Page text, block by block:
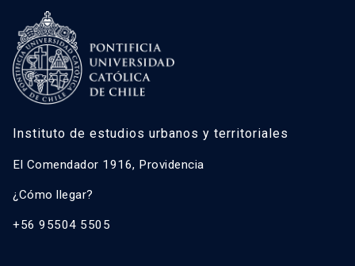
Instituto de estudios urbanos y territoriales
El Comendador 1916, Providencia
¿Cómo llegar?
+56 95504 5505